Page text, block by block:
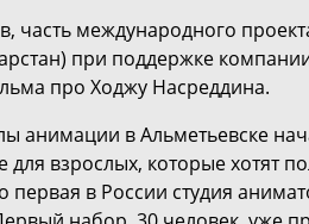
часть международного
при поддержке
про Ходжу Насреддина.
анимации в Альметьевске
для взрослых, которые хотят
первая в России студия